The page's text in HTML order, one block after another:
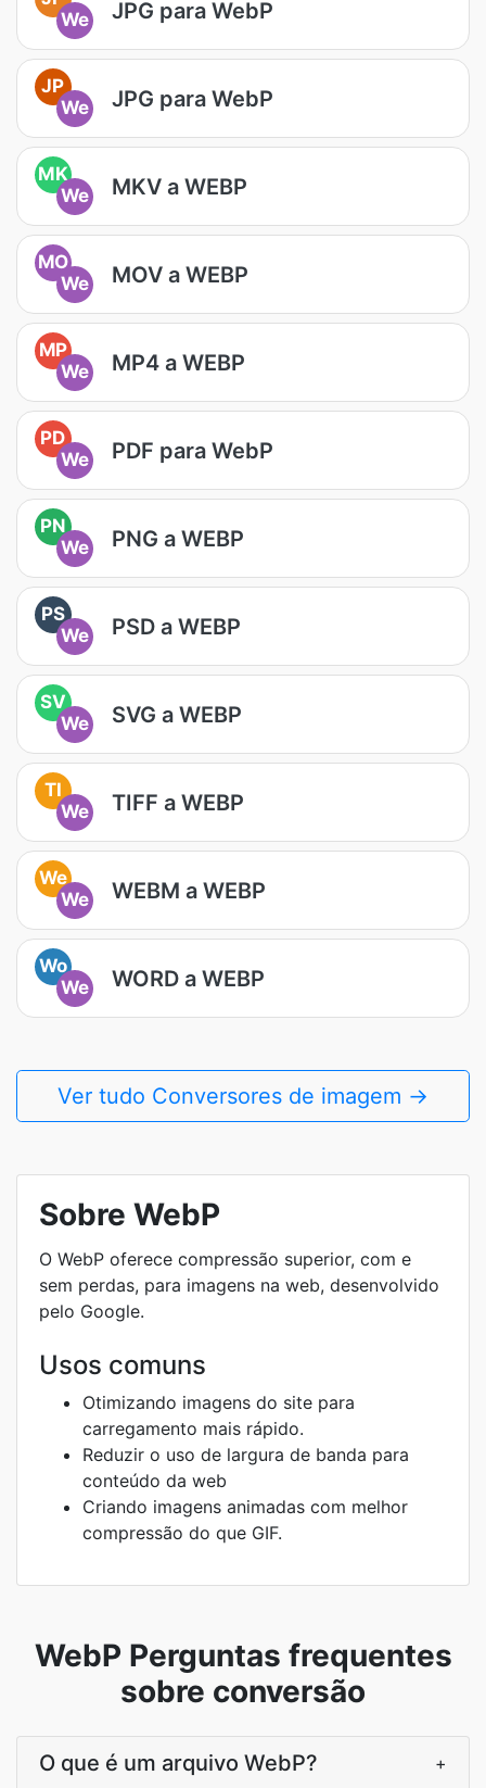
We
JPG para WebP
JP
We
JPG para WebP
MK
We
MKV a WEBP
MO
We
MOV a WEBP
MP
We
MP4 a WEBP
PD
We
PDF para WebP
PN
We
PNG a WEBP
PS
We
PSD a WEBP
SV
We
SVG a WEBP
TI
We
TIFF a WEBP
We
We
WEBM a WEBP
Wo
We
WORD a WEBP
Ver tudo Conversores de imagem →
Sobre WebP
O WebP oferece compressão superior, com e
sem perdas, para imagens na web, desenvolvido
pelo Google.
Usos comuns
Otimizando imagens do site para
carregamento mais rápido.
Reduzir o uso de largura de banda para
conteúdo da web
Criando imagens animadas com melhor
compressão do que GIF.
WebP Perguntas frequentes
sobre conversão
O que é um arquivo WebP? +